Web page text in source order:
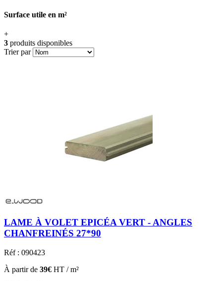
Surface utile en m²
+
3 produits disponibles
Trier par
LAME À VOLET EPICÉA VERT - ANGLES
CHANFREINÉS 27*90
Réf : 090423
À partir de 39€ HT / m²